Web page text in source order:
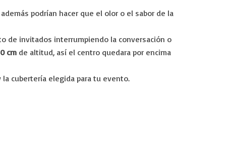
podrían hacer que el olor o el sabor de la
de invitados interrumpiendo la conversación o
cm de altitud, así el centro quedara por encima
cubertería elegida para tu evento.